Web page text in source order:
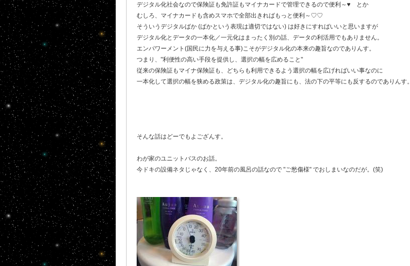
デジタル化社会なので保険証も免許証もマイナカードで管理できるので便利～♥ とか
むしろ、マイナカードも含めスマホで全部出きればもっと便利～♡♡
そういうデジタルばか (ばかという表現は適切ではない) は好きにすればいいと思いますが
デジタル化とデータの一本化／一元化はまったく別の話、データの利活用でもありません。
エンパワーメント(国民に力を与える事)こそがデジタル化の本来の趣旨なのでありんす。
つまり、"利便性の高い手段を提供し、選択の幅を広めること"
従来の保険証もマイナ保険証も、どちらも利用できるよう選択の幅を広げればいい事なのに
一本化して選択の幅を狭める政策は、デジタル化の趣旨にも、法の下の平等にも反するのでありんす。
そんな話はどーでもよござんす。
わが家のユニットバスのお話。
今ドキの設備ネタじゃなく、20年前の風呂の話なので "ご愁傷様" でおしまいなのだが。(笑)